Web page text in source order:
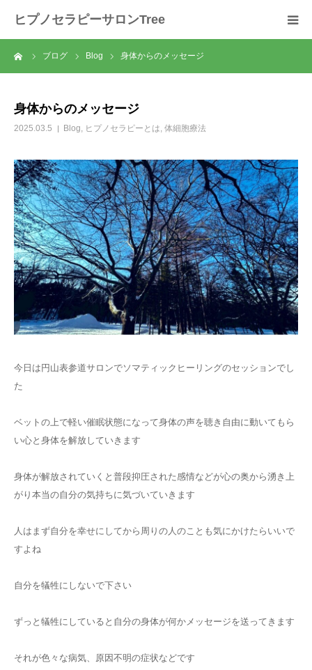
ヒプノセラピーサロンTree
ブログ Blog 身体からのメッセージ
身体からのメッセージ
2025.03.5 Blog, ヒプノセラピーとは, 体細胞療法
今日は円山表参道サロンでソマティックヒーリングのセッションでし
た
ベットの上で軽い催眠状態になって身体の声を聴き自由に動いてもら
い心と身体を解放していきます
身体が解放されていくと普段抑圧された感情などが心の奥から湧き上
がり本当の自分の気持ちに気づいていきます
人はまず自分を幸せにしてから周りの人のことも気にかけたらいいで
すよね
自分を犠牲にしないで下さい
ずっと犠牲にしていると自分の身体が何かメッセージを送ってきます
それが色々な病気、原因不明の症状などです
ホーム
セラピーの流れ
メニュー
料金
スクール
ご予約
よくある質問